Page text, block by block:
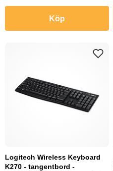
Köp
Logitech Wireless Keyboard
K270 - tangentbord -